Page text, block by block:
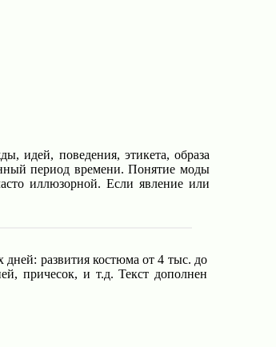
идей, поведения, этикета, образа
период времени. Понятие моды
иллюзорной. Если явление или
развития костюма от 4 тыс. до
причесок, и т.д. Текст дополнен